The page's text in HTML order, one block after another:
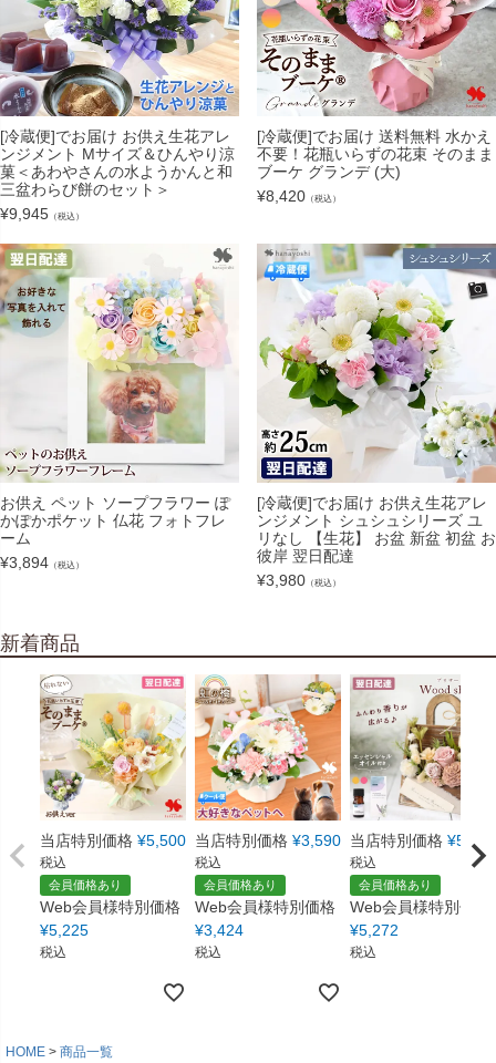
[冷蔵便]でお届け お供え生花アレ
ンジメント Mサイズ＆ひんやり涼
菓＜あわやさんの水ようかんと和
三盆わらび餅のセット＞
¥9,945 （税込）
[冷蔵便]でお届け 送料無料 水かえ
不要！花瓶いらずの花束 そのまま
ブーケ グランデ (大)
¥8,420 （税込）
お供え ペット ソープフラワー ぽ
かぽかポケット 仏花 フォトフレ
ーム
¥3,894 （税込）
[冷蔵便]でお届け お供え生花アレ
ンジメント シュシュシリーズ ユ
リなし 【生花】 お盆 新盆 初盆 お
彼岸 翌日配達
¥3,980 （税込）
新着商品
当店特別価格 ¥5,500
税込
会員価格あり
Web会員様特別価格
¥5,225
税込
当店特別価格 ¥3,590
税込
会員価格あり
Web会員様特別価格
¥3,424
税込
当店特別価格 ¥5,550
税込
会員価格あり
Web会員様特別価格
¥5,272
税込
HOME
商品一覧